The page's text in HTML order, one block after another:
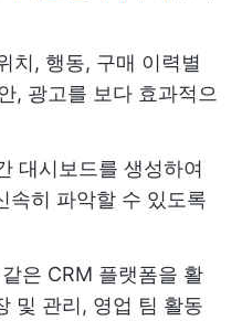
치, 행동, 구매 이력별
, 광고를 보다 효과적으
대시보드를 생성하여
속히 파악할 수 있도록
은 CRM 플랫폼을 활
및 관리, 영업 팀 활동